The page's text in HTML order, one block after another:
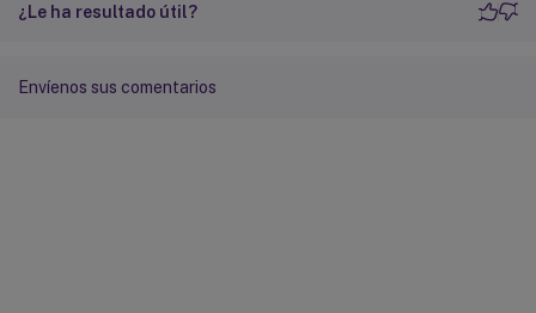
¿Le ha resultado útil?
Envíenos sus comentarios